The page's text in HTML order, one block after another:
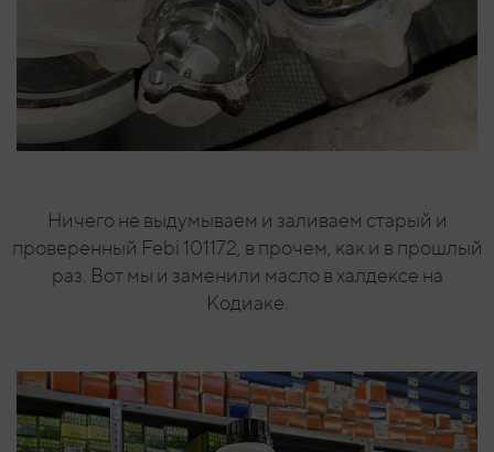
Ничего не выдумываем и заливаем старый и
проверенный Febi 101172, в прочем, как и в прошлый
раз. Вот мы и заменили масло в халдексе на
Кодиаке.